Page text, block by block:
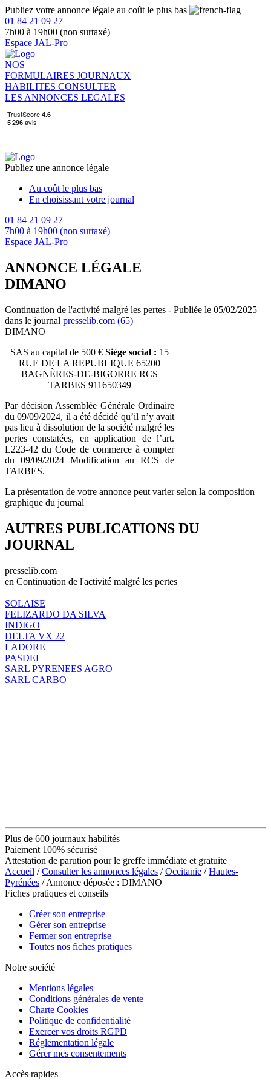
Publiez votre annonce légale au coût le plus bas
01 84 21 09 27
7h00 à 19h00 (non surtaxé)
Espace JAL-Pro
NOS
FORMULAIRES JOURNAUX
HABILITES CONSULTER
LES ANNONCES LEGALES
Publiez une annonce légale
Au coût le plus bas
En choisissant votre journal
01 84 21 09 27
7h00 à 19h00 (non surtaxé)
Espace JAL-Pro
ANNONCE LÉGALE
DIMANO
Continuation de l'activité malgré les pertes - Publiée le 05/02/2025
dans le journal presselib.com (65)
DIMANO
SAS au capital de 500 € Siège social : 15
RUE DE LA REPUBLIQUE 65200
BAGNÈRES-DE-BIGORRE RCS
TARBES 911650349
Par décision Assemblée Générale Ordinaire
du 09/09/2024, il a été décidé qu’il n’y avait
pas lieu à dissolution de la société malgré les
pertes constatées, en application de l’art.
L223-42 du Code de commerce à compter
du 09/09/2024 Modification au RCS de
TARBES.
La présentation de votre annonce peut varier selon la composition
graphique du journal
AUTRES PUBLICATIONS DU
JOURNAL
presselib.com
en Continuation de l'activité malgré les pertes
SOLAISE
FELIZARDO DA SILVA
INDIGO
DELTA VX 22
LADORE
PASDEL
SARL PYRENEES AGRO
SARL CARBO
Plus de 600 journaux habilités
Paiement 100% sécurisé
Attestation de parution pour le greffe immédiate et gratuite
Accueil /Consulter les annonces légales /Occitanie /Hautes-
Pyrénées / Annonce déposée : DIMANO
Fiches pratiques et conseils
Créer son entreprise
Gérer son entreprise
Fermer son entreprise
Toutes nos fiches pratiques
Notre société
Mentions légales
Conditions générales de vente
Charte Cookies
Politique de confidentialité
Exercer vos droits RGPD
Réglementation légale
Gérer mes consentements
Accès rapides